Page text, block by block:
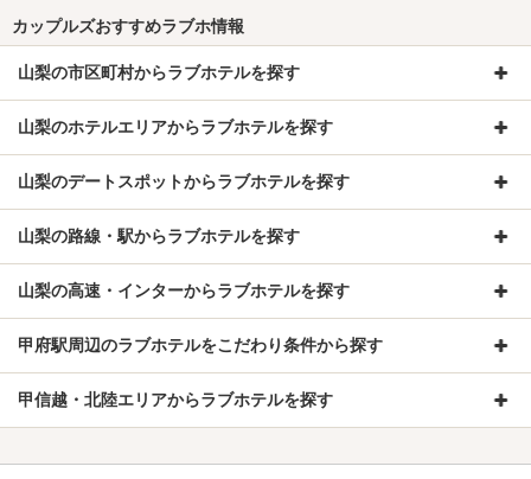
カップルズおすすめラブホ情報
山梨の市区町村からラブホテルを探す
山梨のホテルエリアからラブホテルを探す
山梨のデートスポットからラブホテルを探す
山梨の路線・駅からラブホテルを探す
山梨の高速・インターからラブホテルを探す
甲府駅周辺のラブホテルをこだわり条件から探す
甲信越・北陸エリアからラブホテルを探す